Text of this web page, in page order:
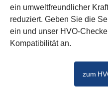
ein umweltfreundlicher
reduziert. Geben Sie die
ein und unser HVO-
Kompatibilität an.
zum